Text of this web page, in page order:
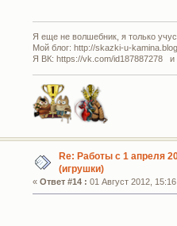
Я еще не волшебник, я только
Мой блог: http://skazki-u-
Я ВК: https://vk.com/id187887278 и
Re: Работы с 1 апреля
(игрушки)
«Ответ #14 : 01 Август 2012,